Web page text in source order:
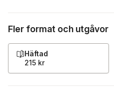
Fler format och utgåvor
Häftad
215 kr